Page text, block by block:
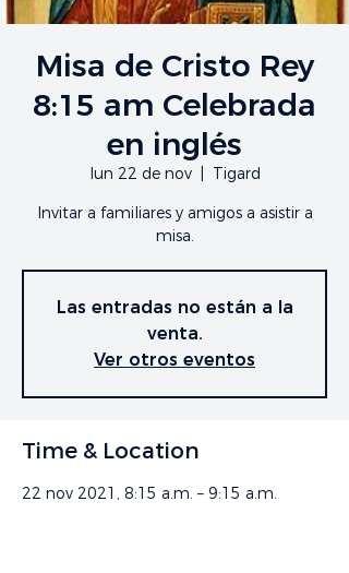
Misa de Cristo Rey
8:15 am Celebrada
en inglés
lun 22 de nov
  |
Tigard
Invitar a familiares y amigos a asistir a
misa.
Las entradas no están a la
venta.
Ver otros eventos
Time & Location
22 nov 2021, 8:15 a.m. – 9:15 a.m.